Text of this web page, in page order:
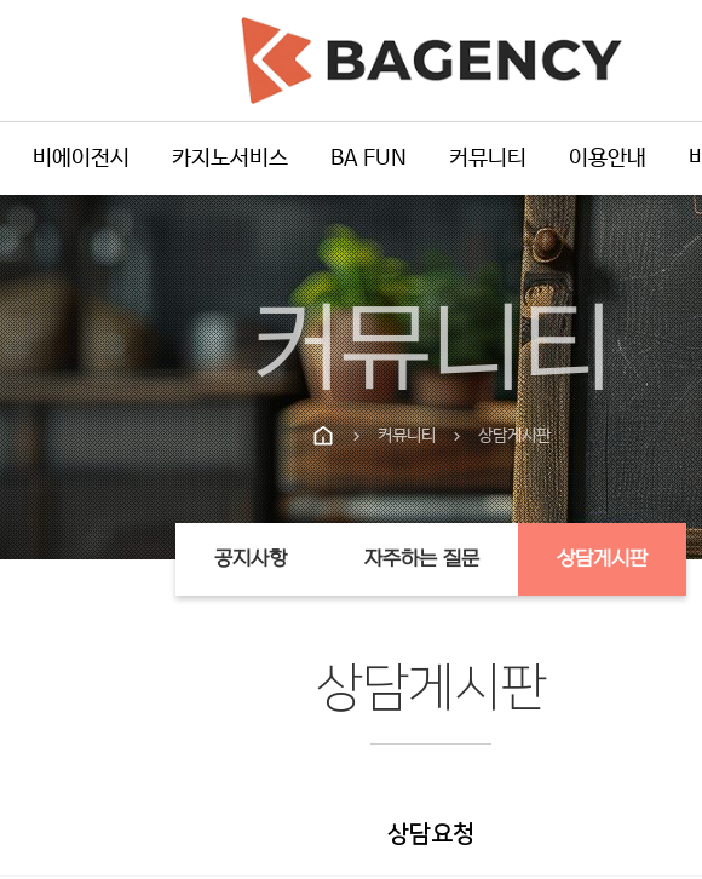
비에이전시 카지노서비스 BA FUN 커뮤니티 이용안내
커뮤니티
chevron_right 커뮤니티 chevron_right 상담게시판
공지사항 자주하는 질문 상담게시판
상담게시판
상담요청